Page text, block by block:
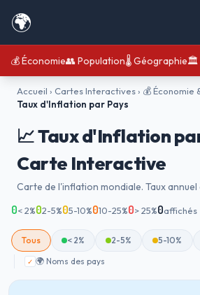
🌍
💰 Économie👥 Population🌡️ Géographie🏛️
Accueil › Cartes Interactives› 💰 Économie
Taux d'Inflation par Pays
📈 Taux d'Inflation par
Carte Interactive
Carte de l'inflation mondiale. Taux
0< 2%02-5%05-10%010-25%0> 25%0affichés
Tous < 2% 2-5% 5-10%
✓ 🌍 Noms des pays